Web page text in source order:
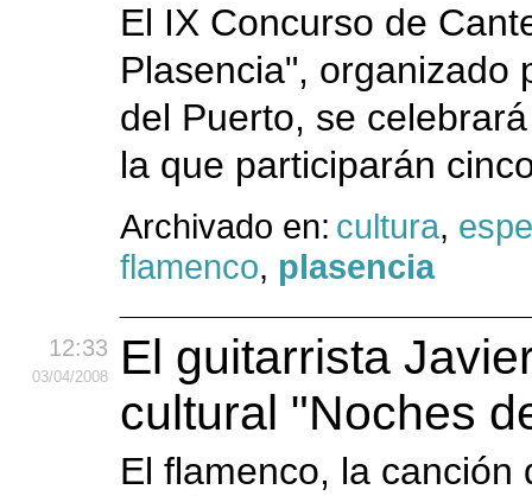
El IX Concurso de
Plasencia", organizado
del Puerto, se
la que participarán
Archivado en: cultura,
flamenco, plasencia
12:33
03/04/2008
El guitarrista
cultural "Noches
El flamenco, la